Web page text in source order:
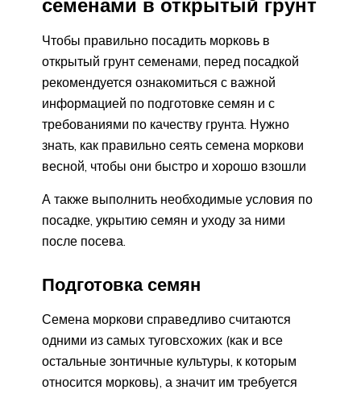
Чтобы правильно посадить морковь в
открытый грунт семенами, перед посадкой
рекомендуется ознакомиться с важной
информацией по подготовке семян и с
требованиями по качеству грунта. Нужно
знать, как правильно сеять семена моркови
весной, чтобы они быстро и хорошо взошли
А также выполнить необходимые условия по
посадке, укрытию семян и уходу за ними
после посева.
Подготовка семян
Семена моркови справедливо считаются
одними из самых туговсхожих (как и все
остальные зонтичные культуры, к которым
относится морковь), а значит им требуется